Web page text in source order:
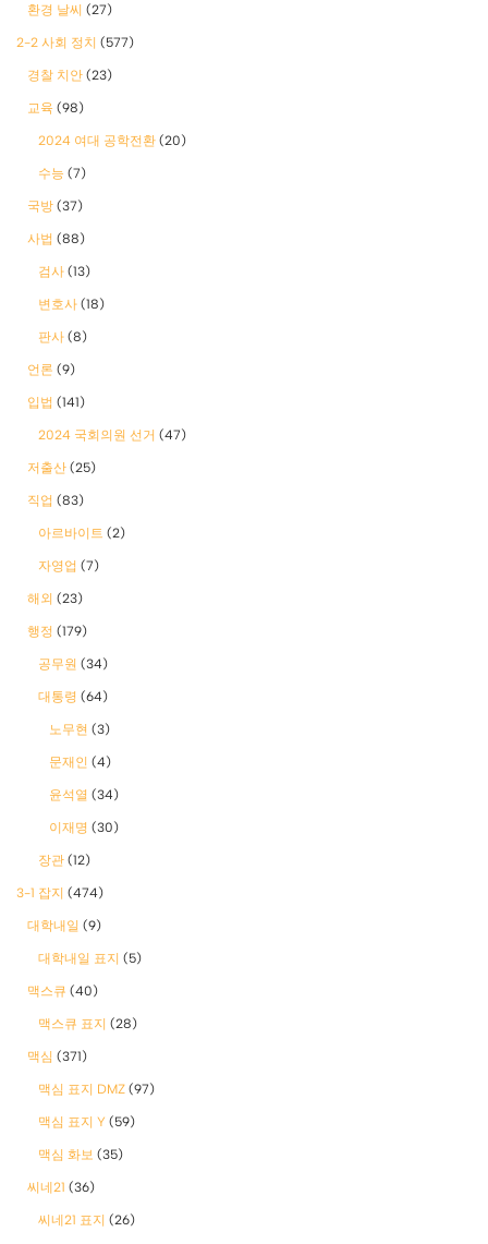
환경 날씨 (27)
2-2 사회 정치 (577)
경찰 치안 (23)
교육 (98)
2024 여대 공학전환 (20)
수능 (7)
국방 (37)
사법 (88)
검사 (13)
변호사 (18)
판사 (8)
언론 (9)
입법 (141)
2024 국회의원 선거 (47)
저출산 (25)
직업 (83)
아르바이트 (2)
자영업 (7)
해외 (23)
행정 (179)
공무원 (34)
대통령 (64)
노무현 (3)
문재인 (4)
윤석열 (34)
이재명 (30)
장관 (12)
3-1 잡지 (474)
대학내일 (9)
대학내일 표지 (5)
맥스큐 (40)
맥스큐 표지 (28)
맥심 (371)
맥심 표지 DMZ (97)
맥심 표지 Y (59)
맥심 화보 (35)
씨네21 (36)
씨네21 표지 (26)